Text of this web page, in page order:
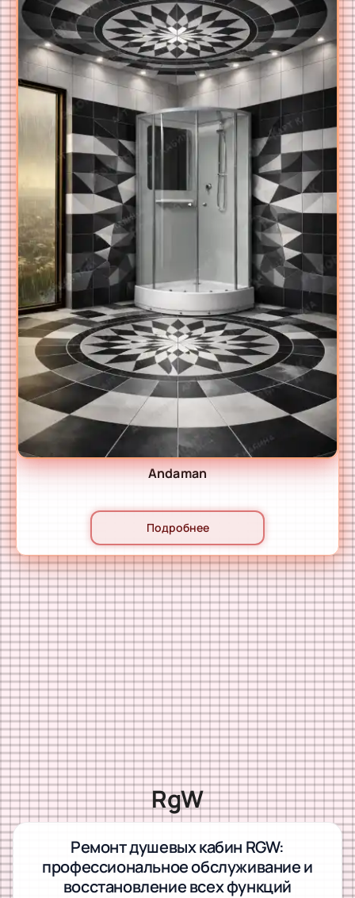
Andaman
Подробнее
RgW
Ремонт душевых кабин RGW:
профессиональное обслуживание и
восстановление всех функций